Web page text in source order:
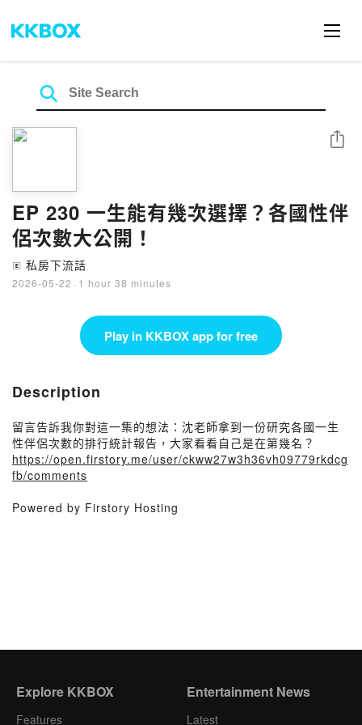
EP 230 一生能有幾次選擇？各國性伴
侶次數大公開！
🄴 私房下流話
2026-05-22 · 1 hour 38 minutes
Share
Play in KKBOX app for free
Description
留言告訴我你對這一集的想法：沈老師拿到一份研究各國一生
性伴侶次數的排行統計報告，大家看看自己是在第幾名？
https://open.firstory.me/user/ckww27w3h36vh09779rkdcg
fb/comments
Powered by Firstory Hosting
Explore KKBOX
Features
Entertainment News
Latest